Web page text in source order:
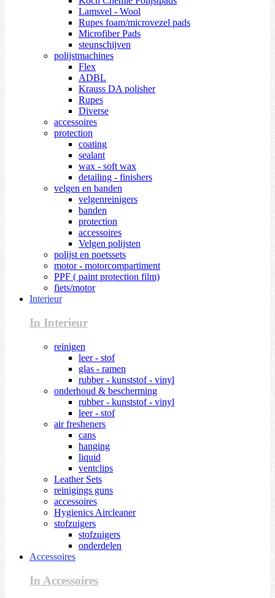
Lamsvel - Wool
Rupes foam/microvezel pads
Microfiber Pads
steunschijven
polijstmachines
Flex
ADBL
Krauss DA polisher
Rupes
Diverse
accessoires
protection
coating
sealant
wax - soft wax
detailing - finishers
velgen en banden
velgenreinigers
banden
protection
accessoires
Velgen polijsten
polijst en poetssets
motor - motorcompartiment
PPF ( paint protection film)
fiets/motor
Interieur
In Interieur
reinigen
leer - stof
glas - ramen
rubber - kunststof - vinyl
onderhoud & bescherming
rubber - kunststof - vinyl
leer - stof
air fresheners
cans
hanging
liquid
ventclips
Leather Sets
reinigings guns
accessoires
Hygienics Aircleaner
stofzuigers
stofzuigers
onderdelen
Accessoires
In Accessoires